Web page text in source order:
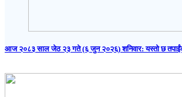
आज २०८३ साल जेठ २३ गते (६ जुन २०२६) शनिवार: यस्तो छ